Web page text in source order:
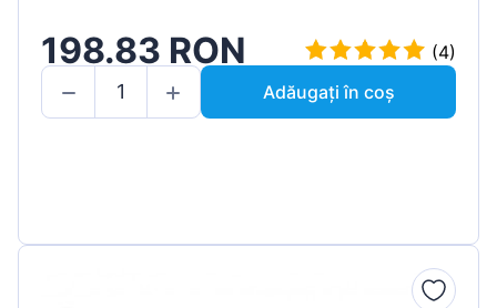
198.83 RON
(4)
Adăugați în coș